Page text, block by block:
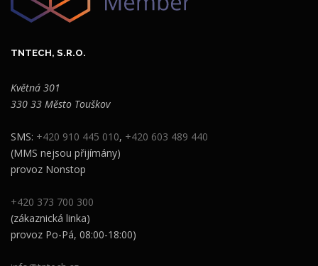
TNTECH, S.R.O.
Květná 301
330 33 Město Touškov
SMS: +420 910 445 010, +420 603 489 440
(MMS nejsou přijímány)
provoz Nonstop
+420 373 700 300
(zákaznická linka)
provoz Po-Pá, 08:00-18:00)